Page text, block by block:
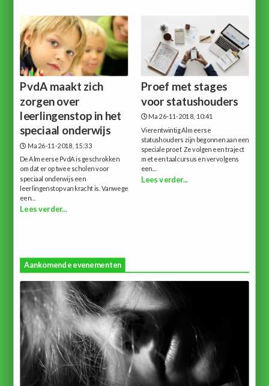
PvdA maakt zich
zorgen over
leerlingenstop in het
speciaal onderwijs
Ma 26-11-2018, 15:33
De Almeerse PvdA is geschrokken
omdat er op twee scholen voor
speciaal onderwijs een
leerlingenstop van kracht is. Vanwege
een...
Lees verder...
Proef met stages
voor statushouders
Ma 26-11-2018, 10:41
Vierentwintig Almeerse
statushouders zijn begonnen aan een
speciale proef. Ze volgen een traject
met een taalcursus en vervolgens
een...
Lees verder...
Aankomende evenementen